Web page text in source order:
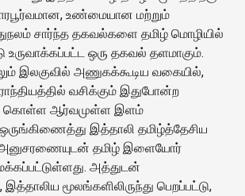
உண்மையான மற்றும்
சார்ந்த தகவல்களை தமிழ் மொழியில்
ஒரு தகவல் தளமாகும்.
இலகுவில் அணுகக்கூடிய வகையில்,
வசிக்கும் இதுபோன்ற
கொள்ள ஆர்வமுள்ள இளம்
இத்தாலி தமிழ்த்தேசிய
அனுசரணையுடன் தமிழ் இளையோர்
அத்துடன்
மூலங்களிலிருந்து பெறப்பட்டு,